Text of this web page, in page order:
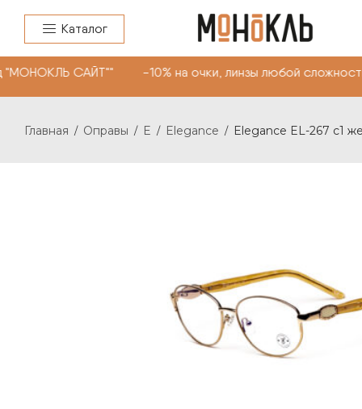
Каталог
САЙТ"" -10% на очки, линзы любой
Главная / Оправы / E / Elegance / Elegance EL-267 c1